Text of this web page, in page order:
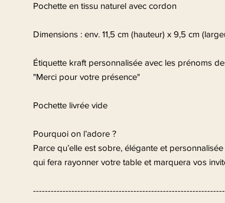
Pochette en tissu naturel avec cordon
Dimensions : env. 11,5 cm (hauteur) x 9,5 cm
Étiquette kraft personnalisée avec les prénoms
"Merci pour votre présence"
Pochette livrée vide
Pourquoi on l’adore ?
Parce qu’elle est sobre, élégante et
qui fera rayonner votre table et marquera vos